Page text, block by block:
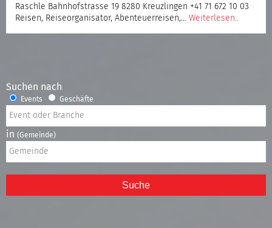
Raschle Bahnhofstrasse 19 8280 Kreuzlingen +41 71 672 10 03
Reisen, Reiseorganisator, Abenteuerreisen,… Weiterlesen..
Suchen nach
Events Geschäfte
in (Gemeinde)
Suche